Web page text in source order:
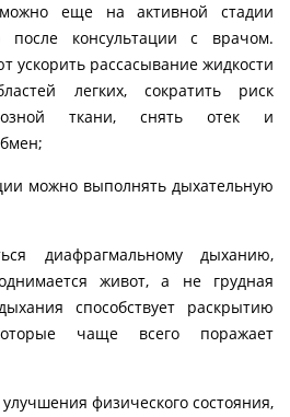
еще на активной стадии
после консультации с врачом.
ускорить рассасывание жидкости
легких, сократить риск
ткани, снять отек и
можно выполнять дыхательную
диафрагмальному дыханию,
живот, а не грудная
способствует раскрытию
чаще всего поражает
физического состояния,